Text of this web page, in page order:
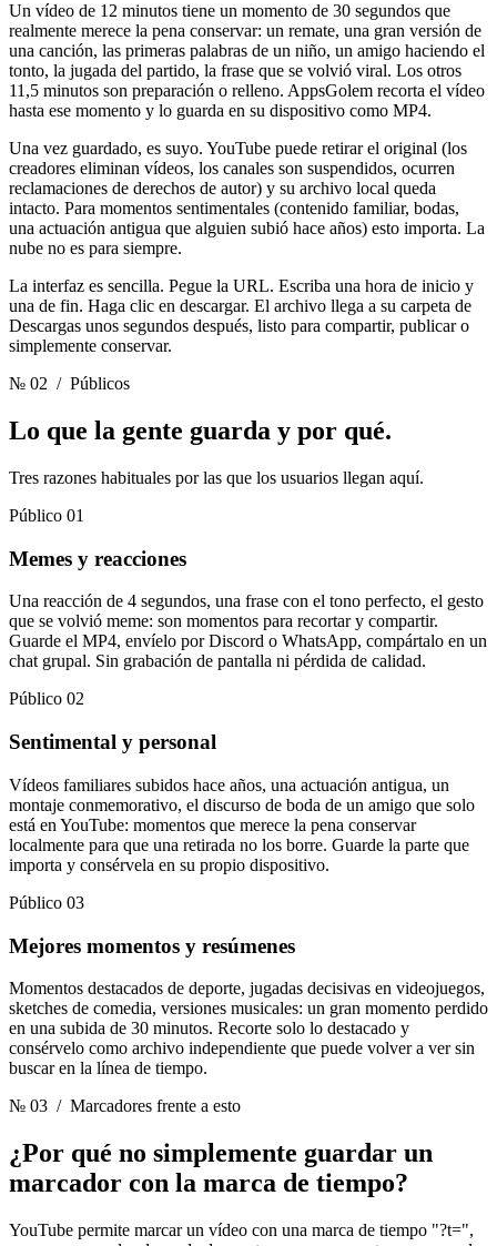
Un vídeo de 12 minutos tiene un momento de 30 segundos que
realmente merece la pena conservar: un remate, una gran versión de
una canción, las primeras palabras de un niño, un amigo haciendo el
tonto, la jugada del partido, la frase que se volvió viral. Los otros
11,5 minutos son preparación o relleno. AppsGolem recorta el vídeo
hasta ese momento y lo guarda en su dispositivo como MP4.
Una vez guardado, es suyo. YouTube puede retirar el original (los
creadores eliminan vídeos, los canales son suspendidos, ocurren
reclamaciones de derechos de autor) y su archivo local queda
intacto. Para momentos sentimentales (contenido familiar, bodas,
una actuación antigua que alguien subió hace años) esto importa. La
nube no es para siempre.
La interfaz es sencilla. Pegue la URL. Escriba una hora de inicio y
una de fin. Haga clic en descargar. El archivo llega a su carpeta de
Descargas unos segundos después, listo para compartir, publicar o
simplemente conservar.
№ 02 / Públicos
Lo que la gente guarda y por qué.
Tres razones habituales por las que los usuarios llegan aquí.
Público 01
Memes y reacciones
Una reacción de 4 segundos, una frase con el tono perfecto, el gesto
que se volvió meme: son momentos para recortar y compartir.
Guarde el MP4, envíelo por Discord o WhatsApp, compártalo en un
chat grupal. Sin grabación de pantalla ni pérdida de calidad.
Público 02
Sentimental y personal
Vídeos familiares subidos hace años, una actuación antigua, un
montaje conmemorativo, el discurso de boda de un amigo que solo
está en YouTube: momentos que merece la pena conservar
localmente para que una retirada no los borre. Guarde la parte que
importa y consérvela en su propio dispositivo.
Público 03
Mejores momentos y resúmenes
Momentos destacados de deporte, jugadas decisivas en videojuegos,
sketches de comedia, versiones musicales: un gran momento perdido
en una subida de 30 minutos. Recorte solo lo destacado y
consérvelo como archivo independiente que puede volver a ver sin
buscar en la línea de tiempo.
№ 03 / Marcadores frente a esto
¿Por qué no simplemente guardar un
marcador con la marca de tiempo?
YouTube permite marcar un vídeo con una marca de tiempo "?t=",